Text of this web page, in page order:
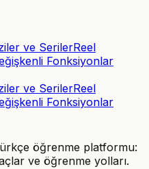
ve SerilerReel
Fonksiyonlar
ve SerilerReel
Fonksiyonlar
öğrenme platformu:
ve öğrenme yolları.